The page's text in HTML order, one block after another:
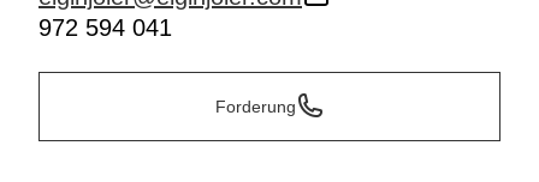
972 594 041
Forderung